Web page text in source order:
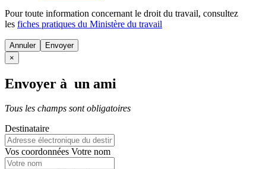
Pour toute information concernant le droit du travail, consultez
les fiches pratiques du Ministère du travail
Annuler
×
Envoyer à un ami
Tous les champs sont obligatoires
Destinataire
Vos coordonnées Votre nom